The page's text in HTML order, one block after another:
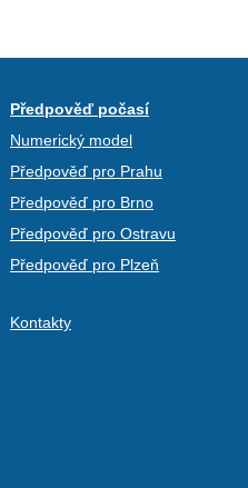
Předpověď počasí
Numerický model
Předpověď pro Prahu
Předpověď pro Brno
Předpověď pro Ostravu
Předpověď pro Plzeň
Kontakty